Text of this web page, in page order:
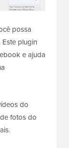
possa
plugin
e ajuda
do
fotos do